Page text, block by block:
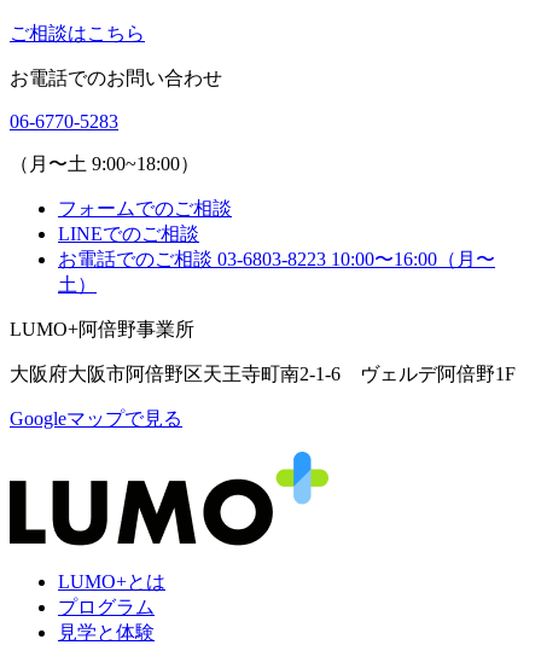
ご相談はこちら
お電話でのお問い合わせ
06-6770-5283
（月〜土 9:00~18:00）
フォームでのご相談
LINEでのご相談
お電話でのご相談 03-6803-8223 10:00〜16:00（月〜
土）
LUMO+阿倍野事業所
大阪府大阪市阿倍野区天王寺町南2-1-6 ヴェルデ阿倍野1F
Googleマップで見る
LUMO+とは
プログラム
見学と体験